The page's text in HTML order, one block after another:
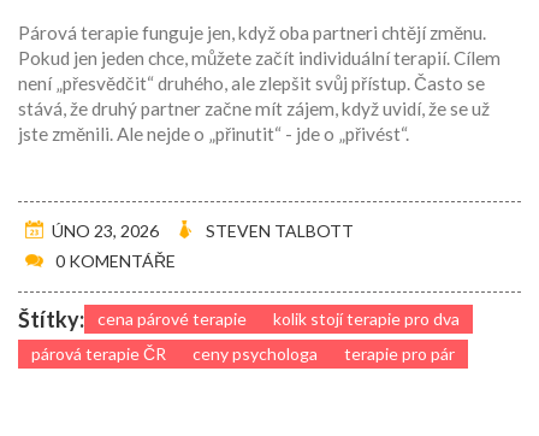
Párová terapie funguje jen, když oba partneri chtějí změnu.
Pokud jen jeden chce, můžete začít individuální terapií. Cílem
není „přesvědčit“ druhého, ale zlepšit svůj přístup. Často se
stává, že druhý partner začne mít zájem, když uvidí, že se už
jste změnili. Ale nejde o „přinutit“ - jde o „přivést“.
ÚNO 23, 2026
STEVEN TALBOTT
0 KOMENTÁŘE
Štítky: cena párové terapie
kolik stojí terapie pro dva
párová terapie ČR
ceny psychologa terapie pro pár